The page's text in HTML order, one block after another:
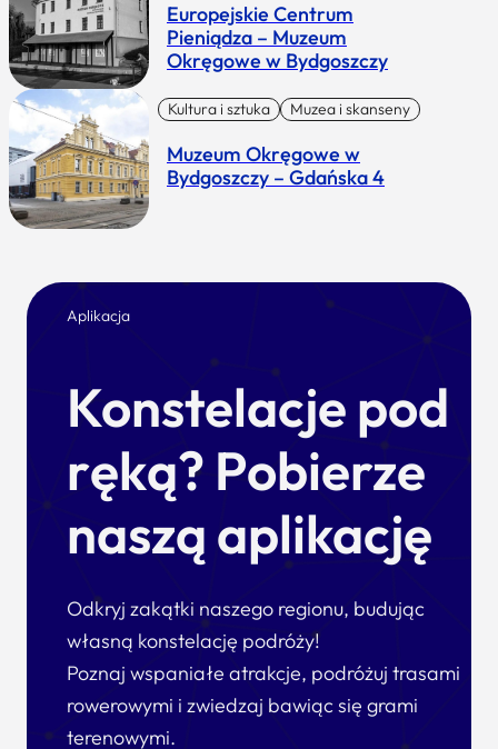
Europejskie Centrum
Pieniądza – Muzeum
Okręgowe w Bydgoszczy
Kultura i sztuka Muzea i skanseny
Muzeum Okręgowe w
Bydgoszczy – Gdańska 4
Aplikacja
Konstelacje pod
ręką? Pobierze
naszą aplikację
Odkryj zakątki naszego regionu, budując
własną konstelację podróży!
Poznaj wspaniałe atrakcje, podróżuj trasami
rowerowymi i zwiedzaj bawiąc się grami
terenowymi.